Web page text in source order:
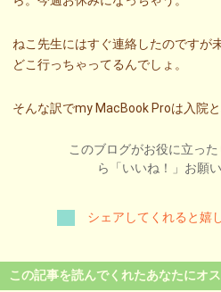
ねこ先生にはすぐ連絡したのですが
どこ行っちゃってるんでしょ。
そんな訳でmy MacBook Proは入院
このブログがお役に立っ
ら「いいね！」お願
シェアしてくれると嬉
この記事を読んでくれたあなたにオ